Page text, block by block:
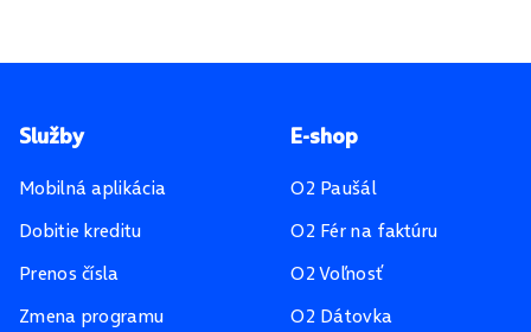
Pätička stránky
Služby
Mobilná aplikácia
Dobitie kreditu
Prenos čísla
Zmena programu
E-shop
O2 Paušál
O2 Fér na faktúru
O2 Voľnosť
O2 Dátovka